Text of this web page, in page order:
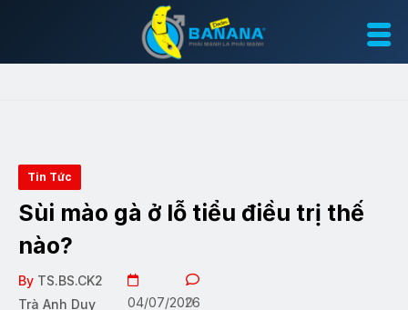
Tin Tức
Sùi mào gà ở lỗ tiểu điều trị thế
nào?
By TS.BS.CK2
Trà Anh Duy
04/07/2026
0